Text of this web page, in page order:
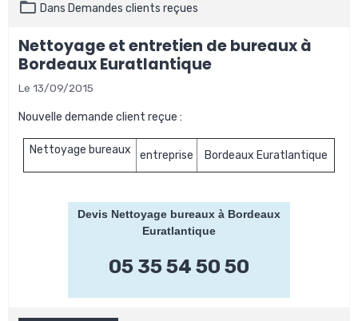
Dans Demandes clients reçues
Nettoyage et entretien de bureaux à
Bordeaux Euratlantique
Le 13/09/2015
Nouvelle demande client reçue :
Nettoyage bureaux entreprise Bordeaux Euratlantique
Devis Nettoyage bureaux à Bordeaux
Euratlantique
05 35 54 50 50